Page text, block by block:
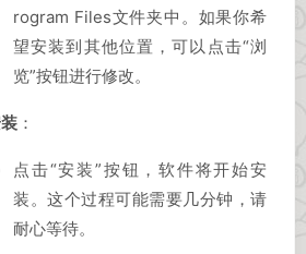
rogram Files文件夹中。如果你希
望安装到其他位置，可以点击“浏
览”按钮进行修改。
：
点击“安装”按钮，软件将开始安
装。这个过程可能需要几分钟，请
耐心等待。